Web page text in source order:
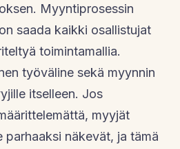
Myyntiprosessin
saada kaikki osallistujat
toimintamallia.
työväline sekä myynnin
itselleen. Jos
myyjät
parhaaksi näkevät, ja tämä